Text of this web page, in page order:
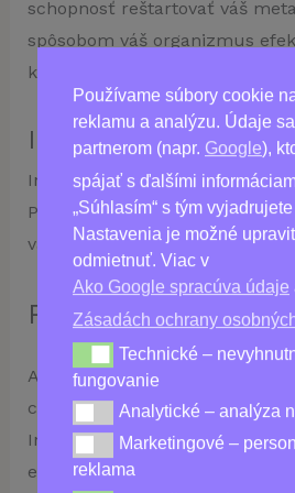
Používame súbory cookie
reklamu a analýzu. Údaje
partnerom (napr. Google),
spájať s ďalšími
„Súhlasím“ s tým
Nastavenia je možné
odmietnuť. Viac v
Ako Google spracúva údaje
Zásadách ochrany
Technické – nevyhnutné pre
Technické –
fungovanie
Analytické – analýza
Analytické – analýza
Marketingové –
Marketingové –
reklama
schopnosť reštartovať váš
spôsobom váš organizmus
kalórie a tuky.
InSlim Pack:
InSlim nie je len ďalším
Poskytuje dlhodobý a
vám pomôže udržať si svoju
Podpora Zdravého
Ak túžite po rýchlej a
chudnutiu, InSlim je tu pre
InSlim vám pomôže dosiahnuť
efektívne.